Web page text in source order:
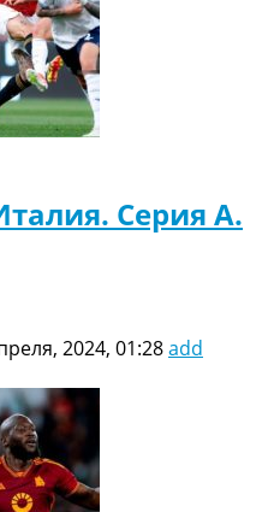
Серия A.
2024, 01:28add